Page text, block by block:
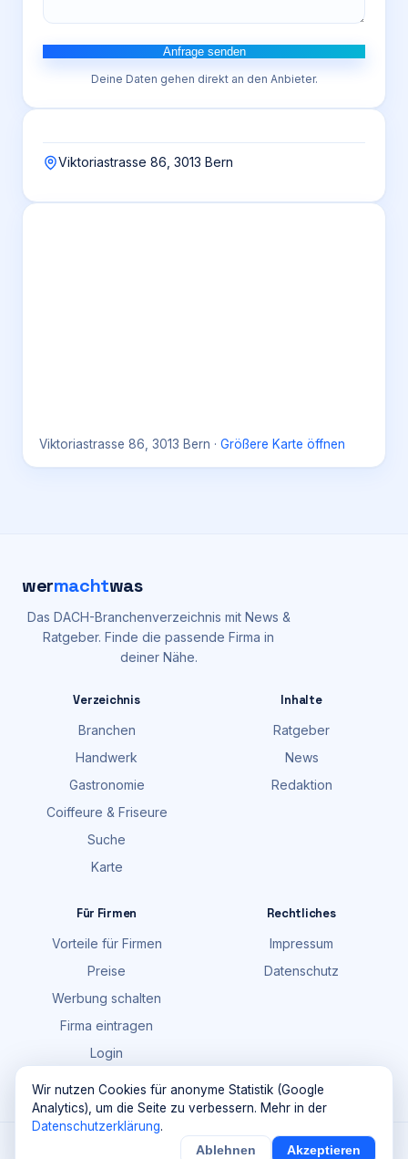
Anfrage senden
Deine Daten gehen direkt an den Anbieter.
Viktoriastrasse 86, 3013 Bern
Viktoriastrasse 86, 3013 Bern · Größere Karte öffnen
wermachtwas
Das DACH-Branchenverzeichnis mit News &
Ratgeber. Finde die passende Firma in
deiner Nähe.
Verzeichnis
Branchen
Handwerk
Gastronomie
Coiffeure & Friseure
Suche
Karte
Inhalte
Ratgeber
News
Redaktion
Für Firmen
Vorteile für Firmen
Preise
Werbung schalten
Firma eintragen
Login
Rechtliches
Impressum
Datenschutz
Maik Möhring Media · Ermatingen
Details Sichern ×
Wir nutzen Cookies für anonyme Statistik (Google
Analytics), um die Seite zu verbessern. Mehr in der
Datenschutzerklärung.
Ablehnen Akzeptieren